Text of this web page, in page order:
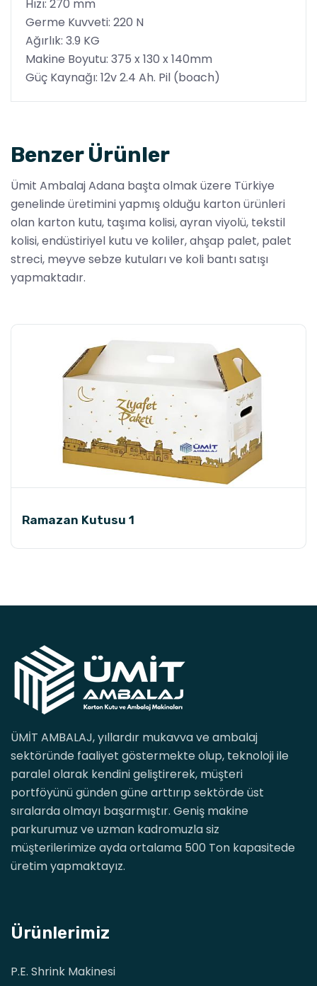
Hızı: 270 mm
Germe Kuvveti: 220 N
Ağırlık: 3.9 KG
Makine Boyutu: 375 x 130 x 140mm
Güç Kaynağı: 12v 2.4 Ah. Pil (boach)
Benzer Ürünler
Ümit Ambalaj Adana başta olmak üzere Türkiye
genelinde üretimini yapmış olduğu karton ürünleri
olan karton kutu, taşıma kolisi, ayran viyolü, tekstil
kolisi, endüstiriyel kutu ve koliler, ahşap palet, palet
streci, meyve sebze kutuları ve koli bantı satışı
yapmaktadır.
Ramazan Kutusu 1
ÜMİT AMBALAJ, yıllardır mukavva ve ambalaj
sektöründe faaliyet göstermekte olup, teknoloji ile
paralel olarak kendini geliştirerek, müşteri
portföyünü günden güne arttırıp sektörde üst
sıralarda olmayı başarmıştır. Geniş makine
parkurumuz ve uzman kadromuzla siz
müşterilerimize ayda ortalama 500 Ton kapasitede
üretim yapmaktayız.
Ürünlerimiz
P.E. Shrink Makinesi